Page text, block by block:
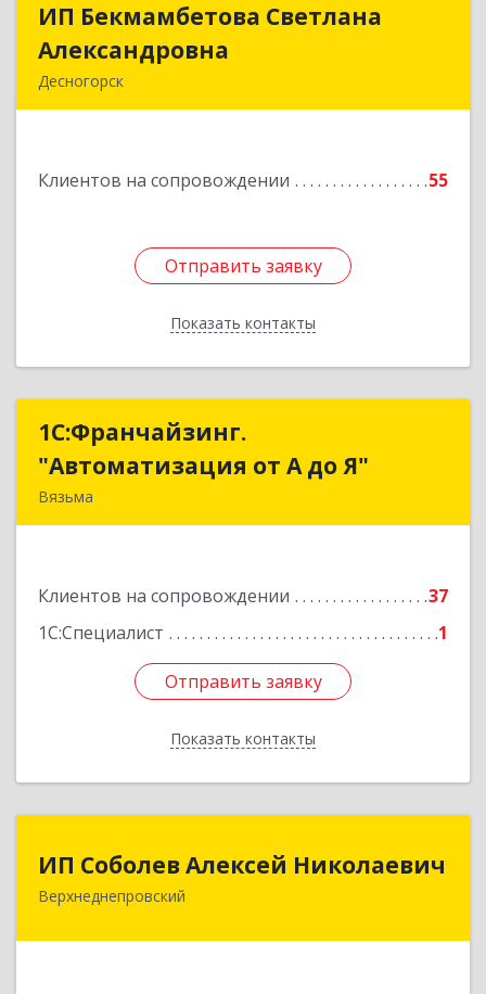
ИП Бекмамбетова Светлана
Александровна
Десногорск
Клиентов на сопровождении 55
Отправить заявку
Показать контакты
ИП Бекмамбетова Светлана
Подробнее
Отправить заявку
Назад
1С:Франчайзинг.
"Автоматизация от А до Я"
Вязьма
Клиентов на сопровождении
37
1С:Специалист
1
Отправить заявку
Показать контакты
1С:Франчайзинг.
"Автоматизация от А до Я"
Подробнее
Отправить заявку
Назад
ИП Соболев Алексей Николаевич
Верхнеднепровский
ИП Соболев Алексей Николаевич